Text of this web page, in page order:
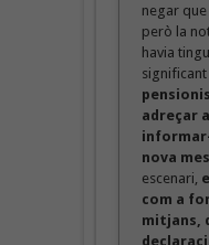
negar que
però la
havia
significant
adreçar
nova
escenari,
com a
mitjans,